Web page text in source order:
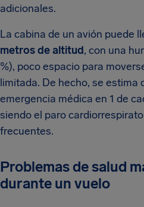
adicionales.
La cabina de un avión puede
metros de altitud, con una
%), poco espacio para
limitada. De hecho, se estima
emergencia médica en 1 de
siendo el paro
frecuentes.
Problemas de salud
durante un vuelo